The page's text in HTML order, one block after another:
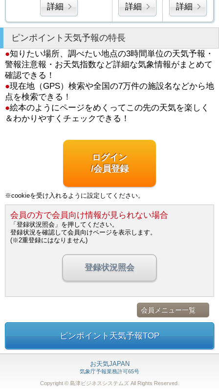
詳細 詳細 詳細
ピンポイント天気予報の特長
●知りたい場所、調べたい地点の3時間単位の天気予報・
警報注意報・お天気指数など詳細な気象情報がまとめて
確認できる！
●現在地（GPS）検索や全国の7万件の施設名などから地
点を検索できる！
●絵本のようにページをめくってこの先の天気を楽しく
＆わかりやすくチェックできる！
ログイン
/会員登録
※cookieを受け入れるように設定してください。
会員の方で会員向け情報が見られない場合
「登録状況照会」を押してください。
登録状況を確認して会員向けページを表示します。
(※2重登録にはなりません)
登録状況照会
会員メニュー一覧
ピンポイント天気予報TOP
お天気JAPAN
気象庁予報業務許可65号
Copyright © 島津ビジネスシステムズ All Rights Reserved.